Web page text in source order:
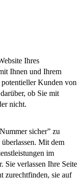
Ihres
Ihnen und Ihrem
Kunden von
ob Sie mit
nicht.
sicher” zu
Mit dem
im
Sie verlassen Ihre Seite
zurechtfinden, sie auf